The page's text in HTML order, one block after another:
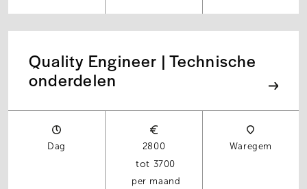
Quality Engineer | Technische
onderdelen
Dag
2800
3700
per maand
Waregem